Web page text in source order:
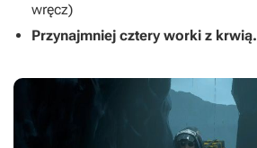
wręcz)
Przynajmniej cztery worki z krwią.